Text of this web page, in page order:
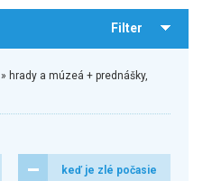
Filter
» hrady a múzeá + prednášky,
keď je zlé počasie